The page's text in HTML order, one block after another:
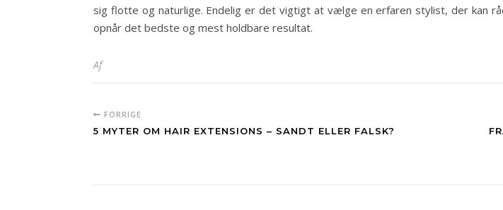
sig flotte og naturlige. Endelig er det vigtigt at vælge en erfaren stylist, der kan
opnår det bedste og mest holdbare resultat.
Af
FORRIGE
5 MYTER OM HAIR EXTENSIONS – SANDT ELLER FALSK?